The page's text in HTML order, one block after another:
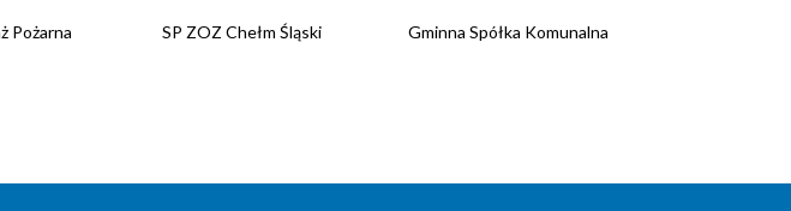
Pożarna SP ZOZ Chełm Śląski Gminna Spółka Komunalna